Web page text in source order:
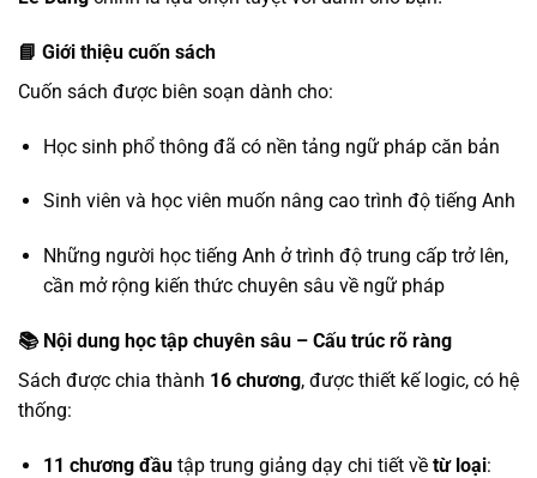
📘 Giới thiệu cuốn sách
Cuốn sách được biên soạn dành cho:
Học sinh phổ thông đã có nền tảng ngữ pháp căn bản
Sinh viên và học viên muốn nâng cao trình độ tiếng Anh
Những người học tiếng Anh ở trình độ trung cấp trở lên,
cần mở rộng kiến thức chuyên sâu về ngữ pháp
📚 Nội dung học tập chuyên sâu – Cấu trúc rõ ràng
Sách được chia thành 16 chương, được thiết kế logic, có hệ
thống:
11 chương đầutập trung giảng dạy chi tiết về từ loại: